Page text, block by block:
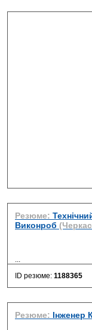
Резюме:
Виконроб
...
ID резюме: 1188365
Резюме: Інженер